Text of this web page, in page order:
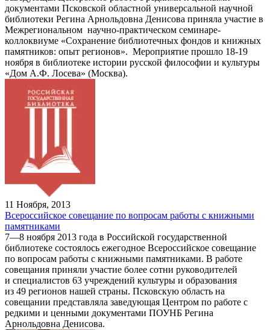
документами Псковской областной универсальной научной
библиотеки Регина Арнольдовна Денисова приняла участие в
Межрегиональном научно-практическом семинаре-
коллоквиуме «Сохранение библиотечных фондов и книжных
памятников: опыт регионов». Мероприятие прошло 18-19
ноября в библиотеке истории русской философии и культуры
«Дом А.Ф. Лосева» (Москва).
11 Ноября, 2013
Всероссийское совещание по вопросам работы с книжными
памятниками
7—8 ноября 2013 года в Российской государственной
библиотеке состоялось ежегодное Всероссийское совещание
по вопросам работы с книжными памятниками. В работе
совещания приняли участие более сотни руководителей
и специалистов 63 учреждений культуры и образования
из 49 регионов нашей страны. Псковскую область на
совещании представляла заведующая Центром по работе с
редкими и ценными документами ПОУНБ Регина
Арнольдовна Денисова.